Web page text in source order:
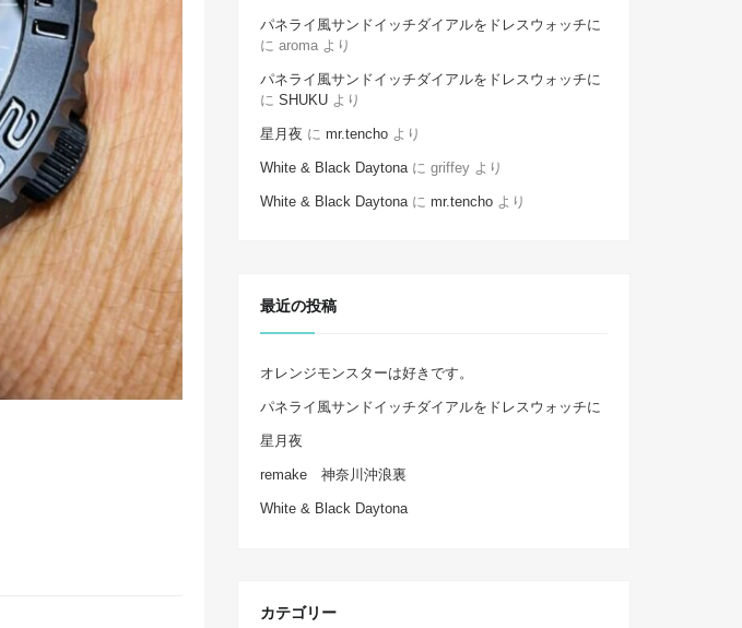
パネライ風サンドイッチダイアルをドレスウォッチに
に aroma より
パネライ風サンドイッチダイアルをドレスウォッチに
に SHUKU より
星月夜 に mr.tencho より
White & Black Daytona に griffey より
White & Black Daytona に mr.tencho より
最近の投稿
オレンジモンスターは好きです。
パネライ風サンドイッチダイアルをドレスウォッチに
星月夜
remake 神奈川沖浪裏
White & Black Daytona
カテゴリー